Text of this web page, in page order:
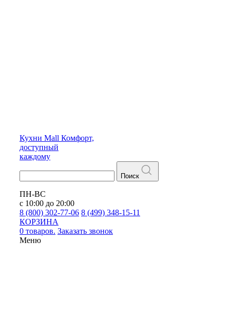
Кухни Mall Комфорт,
доступный
каждому
Поиск
ПН-ВС
с 10:00 до 20:00
8 (800) 302-77-06 8 (499) 348-15-11
КОРЗИНА
0 товаров. Заказать звонок
Меню